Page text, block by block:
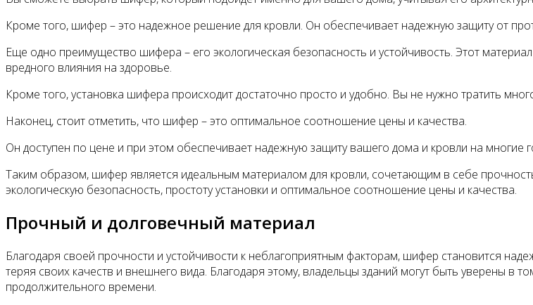
Кроме того, шифер – это надежное решение для кровли. Он обеспечивает надежную защиту от
Еще одно преимущество шифера – его экологическая безопасность и устойчивость. Этот
вредного влияния на здоровье.
Кроме того, установка шифера происходит достаточно просто и удобно. Вы не нужно тратить
Наконец, стоит отметить, что шифер – это оптимальное соотношение цены и качества.
Он доступен по цене и при этом обеспечивает надежную защиту вашего дома и кровли на многие
Таким образом, шифер является идеальным материалом для кровли, сочетающим в себе
экологическую безопасность, простоту установки и оптимальное соотношение цены и качества.
Прочный и долговечный материал
Благодаря своей прочности и устойчивости к неблагоприятным факторам, шифер становится
теряя своих качеств и внешнего вида. Благодаря этому, владельцы зданий могут быть уверены
продолжительного времени.